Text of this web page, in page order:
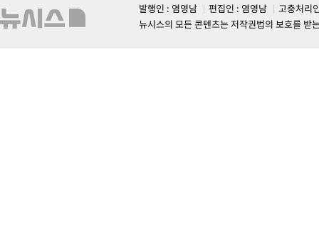
발행인 : 염영남
편집인 : 염영남
고충처리
뉴시스의 모든 콘텐츠는 저작권법의 보호를